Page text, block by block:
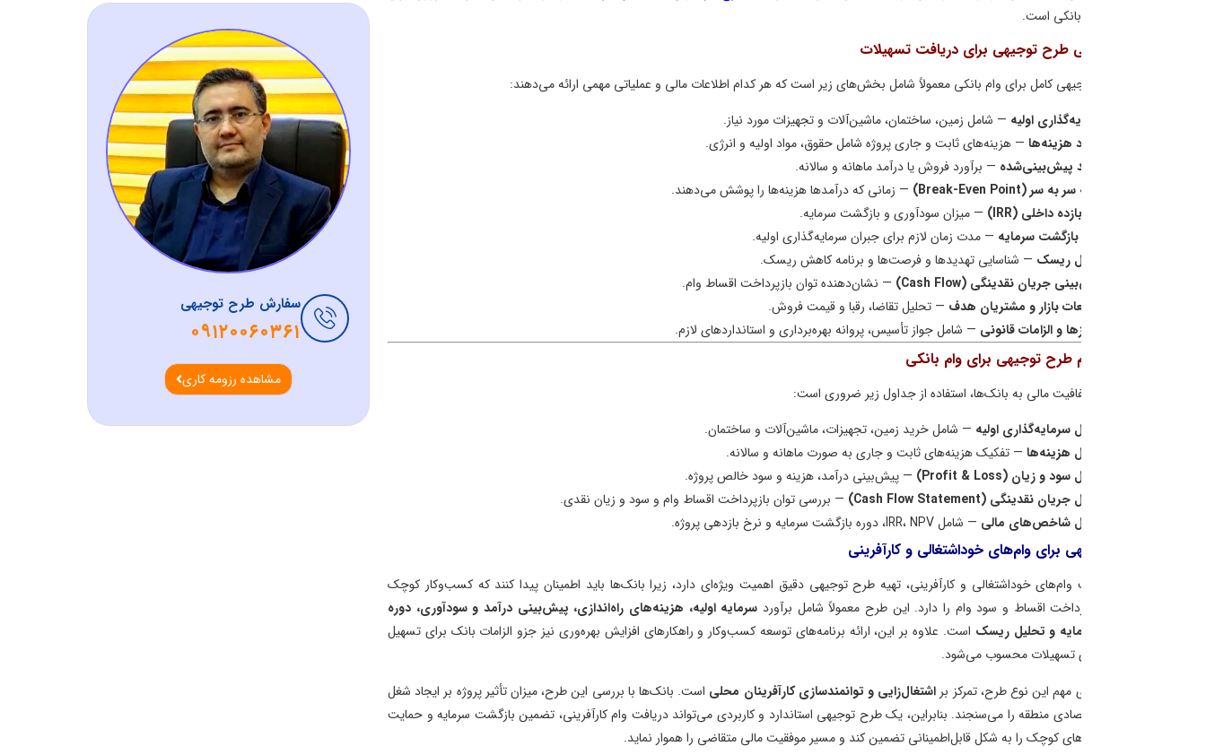
طرح توجیهی برای دریافت تسهیلات
کامل برای وام بانکی معمولاً شامل بخش‌های زیر است که هر کدام اطلاعات مالی و عملیاتی مهمی ارائه می‌دهند:
— شامل زمین، ساختمان، ماشین‌آلات و تجهیزات مورد نیاز.
— هزینه‌های ثابت و جاری پروژه شامل حقوق، مواد اولیه و انرژی.
— برآورد فروش یا درآمد ماهانه و سالانه.
— زمانی که درآمدها هزینه‌ها را پوشش می‌دهند.
— میزان سودآوری و بازگشت سرمایه.
— مدت زمان لازم برای جبران سرمایه‌گذاری اولیه.
— شناسایی تهدیدها و فرصت‌ها و برنامه کاهش ریسک.
— نشان‌دهنده توان بازپرداخت اقساط وام.
بازار و مشتریان هدف— تحلیل تقاضا، رقبا و قیمت فروش.
— شامل جواز تأسیس، پروانه بهره‌برداری و استانداردهای لازم.
طرح توجیهی برای وام بانکی
مالی به بانک‌ها، استفاده از جداول زیر ضروری است:
— شامل خرید زمین، تجهیزات، ماشین‌آلات و ساختمان.
— تفکیک هزینه‌های ثابت و جاری به صورت ماهانه و سالانه.
— پیش‌بینی درآمد، هزینه و سود خالص پروژه.
— بررسی توان بازپرداخت اقساط وام و سود و زیان نقدی.
— شامل IRR، NPV، دوره بازگشت سرمایه و نرخ بازدهی پروژه.
برای وام‌های خوداشتغالی و کارآفرینی
وام‌های خوداشتغالی و کارآفرینی، تهیه طرح توجیهی دقیق اهمیت ویژه‌ای دارد، زیرا بانک‌ها باید اطمینان پیدا کنند که کسب‌وکار کوچک
اقساط و سود وام را دارد. این طرح معمولاً شامل برآوردسرمایه اولیه، هزینه‌های راه‌اندازی، پیش‌بینی درآمد و سودآوری، دوره
است. علاوه بر این، ارائه برنامه‌های توسعه کسب‌وکار و راهکارهای افزایش بهره‌وری نیز جزو الزامات بانک برای تسهیل
تسهیلات محسوب می‌شود.
مهم این نوع طرح، تمرکز براشتغال‌زایی و توانمندسازی کارآفرینان محلیاست. بانک‌ها با بررسی این طرح، میزان تأثیر پروژه بر ایجاد شغل
منطقه را می‌سنجند. بنابراین، یک طرح توجیهی استاندارد و کاربردی می‌تواند دریافت وام کارآفرینی، تضمین بازگشت سرمایه و حمایت
کوچک را به شکل قابل‌اطمینانی تضمین کند و مسیر موفقیت مالی متقاضی را هموار نماید.
سفارش طرح توجیهی
۰۹۱۲۰۰۶۰۳۶۱